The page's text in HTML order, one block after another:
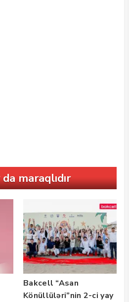
maraqlıdır
Bakcell “Asan
Könüllüləri”nin 2-ci yay